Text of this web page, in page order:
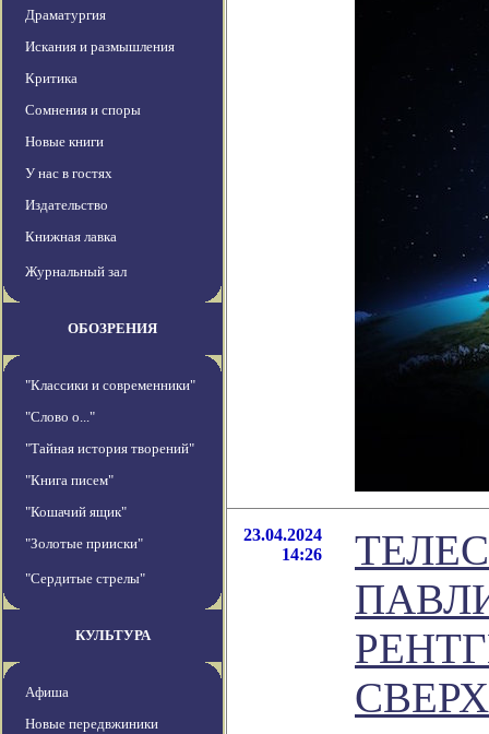
Драматургия
Искания и размышления
Критика
Сомнения и споры
Новые книги
У нас в гостях
Издательство
Книжная лавка
Журнальный зал
ОБОЗРЕНИЯ
"Классики и современники"
"Слово о..."
"Тайная история творений"
"Книга писем"
"Кошачий ящик"
"Золотые прииски"
"Сердитые стрелы"
КУЛЬТУРА
Афиша
Новые передвжиники
23.04.2024
14:26